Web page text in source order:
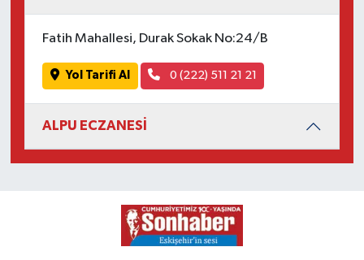
Fatih Mahallesi, Durak Sokak No:24/B
Yol Tarifi Al 0 (222) 511 21 21
ALPU ECZANESİ